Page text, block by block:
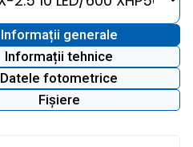
Informații generale
Informații tehnice
Datele fotometrice
Fișiere